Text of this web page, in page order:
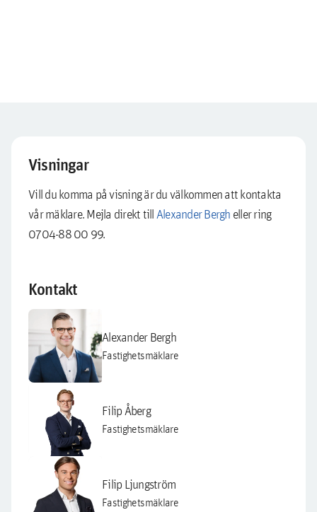
Visningar
Vill du komma på visning är du välkommen att kontakta
vår mäklare. Mejla direkt tillAlexander Bergh eller ring
0704-88 00 99.
Kontakt
Alexander Bergh
Fastighetsmäklare
Filip Åberg
Fastighetsmäklare
Filip Ljungström
Fastighetsmäklare